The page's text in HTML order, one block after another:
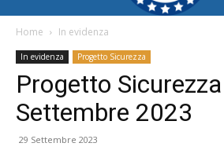
Home In evidenza
In evidenza Progetto Sicurezza
Progetto
Settembre 2023
29 Settembre 2023